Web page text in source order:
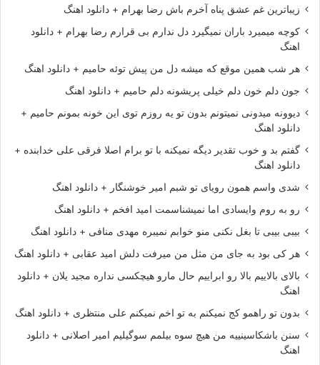
زیباترین غم عشق پناه آخرم باش رضا بهرام + دانلود اهنگ
کوچه میمیرد باران نمیگیرد دل ندارم بی قرارم رضا بهرام + دانلود
اهنگ
هر شب همین موقع که میشه دل من پیش توئه حامیم + دانلود اهنگ
جون دلم خون دلم خیلی پریشونه دلم حامیم + دانلود اهنگ
دیوونه میدونی نمیتونم بدون تو یه روزم توی این خونه بمونم حامیم +
دانلود اهنگ
گفتم بد و خوب تقدیر دیگه نمیکنه با تو برام اصلا فرقی علی خدابنده +
دانلود اهنگ
شدی واسم همون رویای تو شبم امیر خوشنگار + دانلود اهنگ
رو به روم وایسادی اما نمیشناسمت امید افخم + دانلود اهنگ
بیبی بیبی تا بغل نکنی منو خوابم نمیبره مهدی منافی + دانلود اهنگ
هر کی بود به جای من مثل من میرفت دلش امید عقابی + دانلود اهنگ
بالای بالاییم بالا رو ابراییم حال مارو هیچکسی نداره مجید یلان + دانلود
اهنگ
بدون تو راهمو کج نمیکنم به تو اخم نمیکنم علی منتظری + دانلود اهنگ
سنن باشکاسینییه من هیچ سوه بیلمم سوگیلیم امیر اصلانی + دانلود
اهنگ